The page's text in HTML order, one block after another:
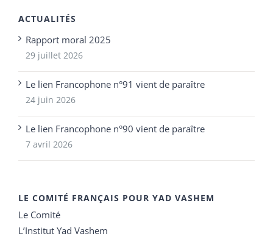
ACTUALITÉS
Rapport moral 2025
29 juillet 2026
Le lien Francophone n°91 vient de paraître
24 juin 2026
Le lien Francophone n°90 vient de paraître
7 avril 2026
LE COMITÉ FRANÇAIS POUR YAD VASHEM
Le Comité
L’Institut Yad Vashem